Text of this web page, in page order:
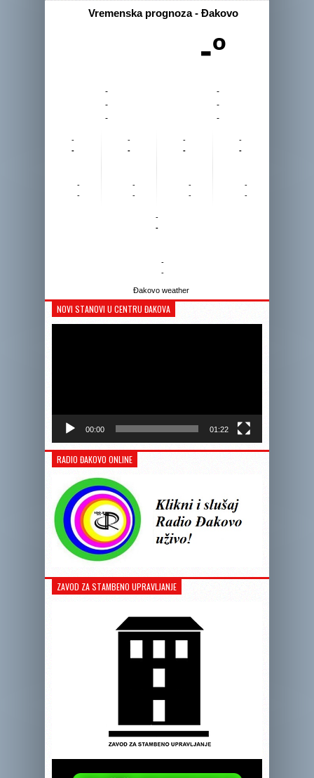
Vremenska prognoza - Đakovo
-º
-
-
-
-
-
-
-
-
-
-
-
-
-
-
-
-
-
-
-
-
-
-
-
-
-
-
Đakovo weather
NOVI STANOVI U CENTRU ĐAKOVA
00:00 01:22
RADIO ĐAKOVO ONLINE
ZAVOD ZA STAMBENO UPRAVLJANJE